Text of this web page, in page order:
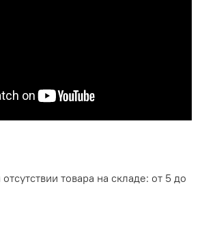
товара на складе: от 5 до